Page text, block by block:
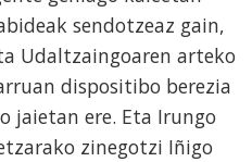
sendotzeaz gain,
Udaltzaingoaren arteko
dispositibo berezia
jaietan ere. Eta Irungo
zinegotzi Iñigo